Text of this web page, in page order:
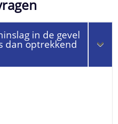
in de gevel
dan optrekkend